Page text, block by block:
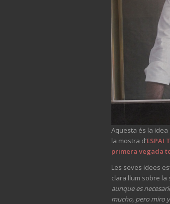
Aquesta és la
la mostra d’ESPAI
primera vegada
Les seves idees
clara llum sobre
aunque es
mucho, pero miro